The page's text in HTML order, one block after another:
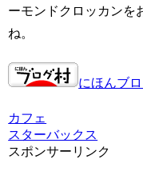
ーモンドクロッカンを
ね。
にほんブ
カフェ
スターバックス
スポンサーリンク